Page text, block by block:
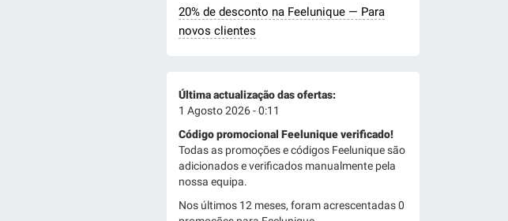
20% de desconto na Feelunique — Para
novos clientes
Última actualização das ofertas:
1 Agosto 2026 - 0:11
Código promocional Feelunique verificado!
Todas as promoções e códigos Feelunique são
adicionados e verificados manualmente pela
nossa equipa.
Nos últimos 12 meses, foram acrescentadas 0